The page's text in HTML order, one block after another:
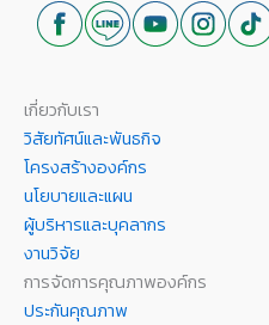
เกี่ยวกับเรา
วิสัยทัศน์และพันธกิจ
โครงสร้างองค์กร
นโยบายและแผน
ผู้บริหารและบุคลากร
งานวิจัย
การจัดการคุณภาพองค์กร
ประกันคุณภาพ